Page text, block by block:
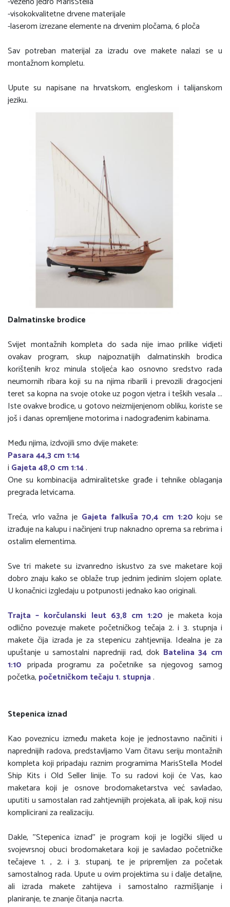
-visokokvalitetne drvene materijale
-laserom izrezane elemente na drvenim pločama, 6 ploča
Sav potreban materijal za izradu ove makete nalazi se u
montažnom kompletu.
Upute su napisane na hrvatskom, engleskom i talijanskom
jeziku.
Dalmatinske brodice
Svijet montažnih kompleta do sada nije imao prilike vidjeti
ovakav program, skup najpoznatijih dalmatinskih brodica
korištenih kroz minula stoljeća kao osnovno sredstvo rada
neumornih ribara koji su na njima ribarili i prevozili dragocjeni
teret sa kopna na svoje otoke uz pogon vjetra i teških vesala ...
Iste ovakve brodice, u gotovo neizmijenjenom obliku, koriste se
još i danas opremljene motorima i nadograđenim kabinama.
Među njima, izdvojili smo dvije makete:
Pasara 44,3 cm 1:14
i Gajeta 48,0 cm 1:14.
One su kombinacija admiralitetske građe i tehnike oblaganja
pregrada letvicama.
Treća, vrlo važna je Gajeta falkuša 70,4 cm 1:20 koju se
izrađuje na kalupu i načinjeni trup naknadno oprema sa rebrima i
ostalim elementima.
Sve tri makete su izvanredno iskustvo za sve maketare koji
dobro znaju kako se oblaže trup jednim jedinim slojem oplate.
U konačnici izgledaju u potpunosti jednako kao originali.
Trajta – korčulanski leut 63,8 cm 1:20 je maketa koja
odlično povezuje makete početničkog tečaja 2. i 3. stupnja i
makete čija izrada je za stepenicu zahtjevnija. Idealna je za
upuštanje u samostalni napredniji rad, dok Batelina 34 cm
1:10 pripada programu za početnike sa njegovog samog
početka, početničkom tečaju 1. stupnja.
Stepenica iznad
Kao poveznicu između maketa koje je jednostavno načiniti i
naprednijih radova, predstavljamo Vam čitavu seriju montažnih
kompleta koji pripadaju raznim programima MarisStella Model
Ship Kits i Old Seller linije. To su radovi koji će Vas, kao
maketara koji je osnove brodomaketarstva već savladao,
uputiti u samostalan rad zahtjevnijih projekata, ali ipak, koji nisu
komplicirani za realizaciju.
Dakle, ''Stepenica iznad'' je program koji je logički slijed u
svojevrsnoj obuci brodomaketara koji je savladao početničke
tečajeve 1. , 2. i 3. stupanj, te je pripremljen za početak
samostalnog rada. Upute u ovim projektima su i dalje detaljne,
ali izrada makete zahtijeva i samostalno razmišljanje i
planiranje, te znanje čitanja nacrta.